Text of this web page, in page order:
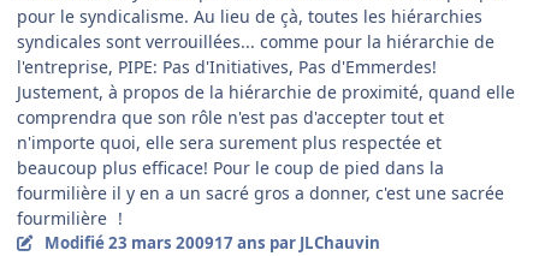
pour le syndicalisme. Au lieu de çà, toutes les hiérarchies
syndicales sont verrouillées... comme pour la hiérarchie de
l'entreprise, PIPE: Pas d'Initiatives, Pas d'Emmerdes!
Justement, à propos de la hiérarchie de proximité, quand elle
comprendra que son rôle n'est pas d'accepter tout et
n'importe quoi, elle sera surement plus respectée et
beaucoup plus efficace! Pour le coup de pied dans la
fourmilière il y en a un sacré gros a donner, c'est une sacrée
fourmilière !
Modifié23 mars 200917 ans par JLChauvin